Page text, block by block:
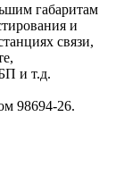
габаритам
и
связи,
и т.д.
98694-26.